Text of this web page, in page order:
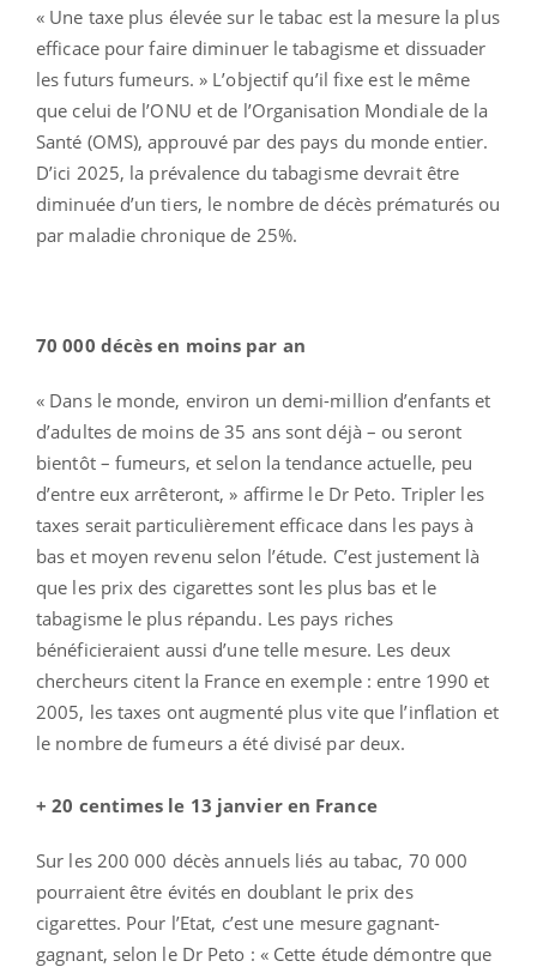
« Une taxe plus élevée sur le tabac est la mesure la plus
efficace pour faire diminuer le tabagisme et dissuader
les futurs fumeurs. » L’objectif qu’il fixe est le même
que celui de l’ONU et de l’Organisation Mondiale de la
Santé (OMS), approuvé par des pays du monde entier.
D’ici 2025, la prévalence du tabagisme devrait être
diminuée d’un tiers, le nombre de décès prématurés ou
par maladie chronique de 25%.
70 000 décès en moins par an
« Dans le monde, environ un demi-million d’enfants et
d’adultes de moins de 35 ans sont déjà – ou seront
bientôt – fumeurs, et selon la tendance actuelle, peu
d’entre eux arrêteront, » affirme le Dr Peto. Tripler les
taxes serait particulièrement efficace dans les pays à
bas et moyen revenu selon l’étude. C’est justement là
que les prix des cigarettes sont les plus bas et le
tabagisme le plus répandu. Les pays riches
bénéficieraient aussi d’une telle mesure. Les deux
chercheurs citent la France en exemple : entre 1990 et
2005, les taxes ont augmenté plus vite que l’inflation et
le nombre de fumeurs a été divisé par deux.
+ 20 centimes le 13 janvier en France
Sur les 200 000 décès annuels liés au tabac, 70 000
pourraient être évités en doublant le prix des
cigarettes. Pour l’Etat, c’est une mesure gagnant-
gagnant, selon le Dr Peto : « Cette étude démontre que